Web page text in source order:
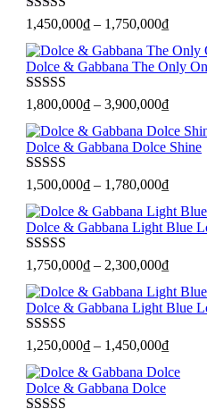
Được xếp
1,450,000₫ – 1,750,000₫
Dolce & Gabbana The Only
Được xếp
1,800,000₫ – 3,900,000₫
Dolce & Gabbana Dolce Shine
Được xếp
1,500,000₫ – 1,780,000₫
Dolce & Gabbana Light Blue
Được xếp
1,750,000₫ – 2,300,000₫
Dolce & Gabbana Light Blue
Được xếp
1,250,000₫ – 1,450,000₫
Dolce & Gabbana Dolce